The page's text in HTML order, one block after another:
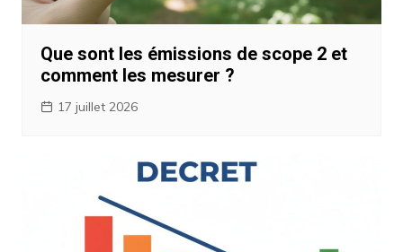
Que sont les émissions de scope 2 et
comment les mesurer ?
17 juillet 2026